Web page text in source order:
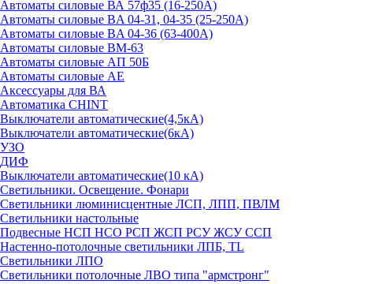
Автоматы силовые ВА 57ф35 (16-250А)
Автоматы силовые BA 04-31, 04-35 (25-250А)
Автоматы силовые BA 04-36 (63-400А)
Автоматы силовые ВМ-63
Автоматы силовые АП 50Б
Автоматы силовые АЕ
Аксессуары для ВА
Автоматика CHINT
Выключатели автоматические(4,5кА)
Выключатели автоматические(6кА)
УЗО
ДИФ
Выключатели автоматические(10 кА)
Светильники. Освещение. Фонари
Светильники люминисцентные ЛСП, ЛПП, ПВЛМ
Светильники настольные
Подвесные НСП НСО РСП ЖСП РСУ ЖСУ ССП
Настенно-потолочные светильники ЛПБ, TL
Светильники ЛПО
Светильники потолочные ЛВО типа "армстронг"